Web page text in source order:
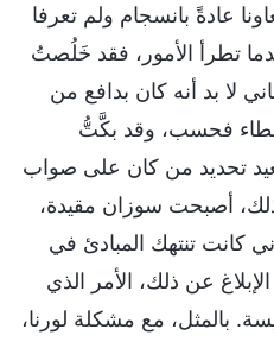
عادةً بانسجام ولم تعرفا
تطرأ الأمور، فقد خَلُصتُ
لا بد أنه كان بدافع من
فحسب، وقد بكَّتُّ
تحديد من كان على صواب
أصبحت سوزان مقيدة،
كانت تنتهك المبادئ في
عن ذلك، الأمر الذي
بالمثل، مع مشكلة لورنا،